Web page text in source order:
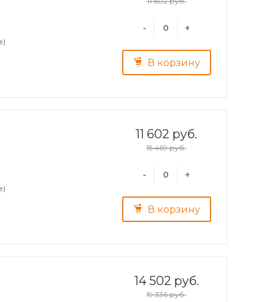
- +
В корзину
11 602 руб.
15 469 руб.
- +
В корзину
14 502 руб.
19 336 руб.